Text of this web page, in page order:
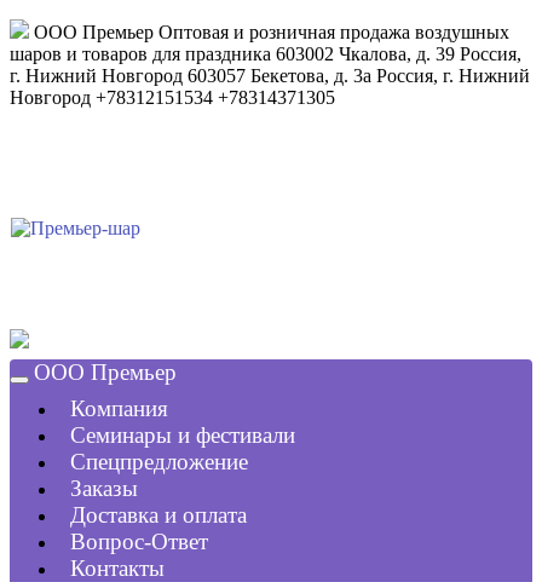
ООО Премьер Оптовая и розничная продажа воздушных
шаров и товаров для праздника 603002 Чкалова, д. 39 Россия,
г. Нижний Новгород 603057 Бекетова, д. 3а Россия, г. Нижний
Новгород +78312151534 +78314371305
ООО Премьер
Компания
Семинары и фестивали
Спецпредложение
Заказы
Доставка и оплата
Вопрос-Ответ
Контакты